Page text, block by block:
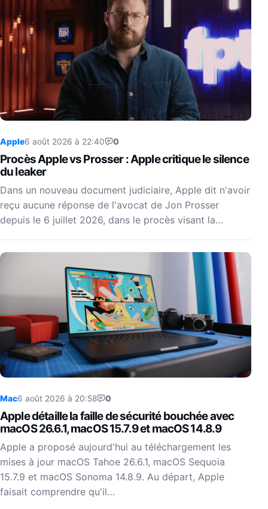
Apple6 août 2026 à 22:40 0
Procès Apple vs Prosser : Apple critique le silence
du leaker
Dans un nouveau document judiciaire, Apple dit n'avoir
reçu aucune réponse de l'avocat de Jon Prosser
depuis le 6 juillet 2026, dans le procès visant la…
Mac6 août 2026 à 20:58 0
Apple détaille la faille de sécurité bouchée avec
macOS 26.6.1, macOS 15.7.9 et macOS 14.8.9
Apple a proposé aujourd'hui au téléchargement les
mises à jour macOS Tahoe 26.6.1, macOS Sequoia
15.7.9 et macOS Sonoma 14.8.9. Au départ, Apple
faisait comprendre qu'il…